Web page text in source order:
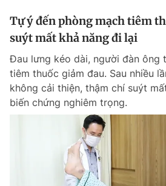
Thông tin tòa soạn Liên
Đọc Thanh Niên trên điện thoại
Theo dõi báo trên
Tự ý đến phòng mạch tiêm
suýt mất khả năng đi lại
Đau lưng kéo dài, người đàn ông
tiêm thuốc giảm đau. Sau nhiều
không cải thiện, thậm chí suýt
biến chứng nghiêm trọng.